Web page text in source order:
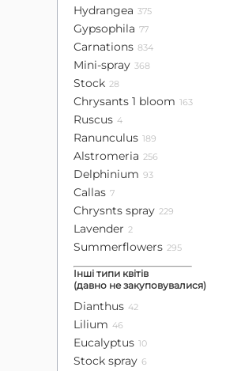
Hydrangea 375
Gypsophila 77
Carnations 834
Mini-spray 368
Stock 28
Chrysants 1 bloom 163
Ruscus 4
Ranunculus 189
Alstromeria 256
Delphinium 93
Callas 7
Chrysnts spray 229
Lavender 2
Summerflowers 295
Інші типи квітів
(давно не закуповувалися)
Dianthus 42
Lilium 46
Eucalyptus 10
Stock spray 6